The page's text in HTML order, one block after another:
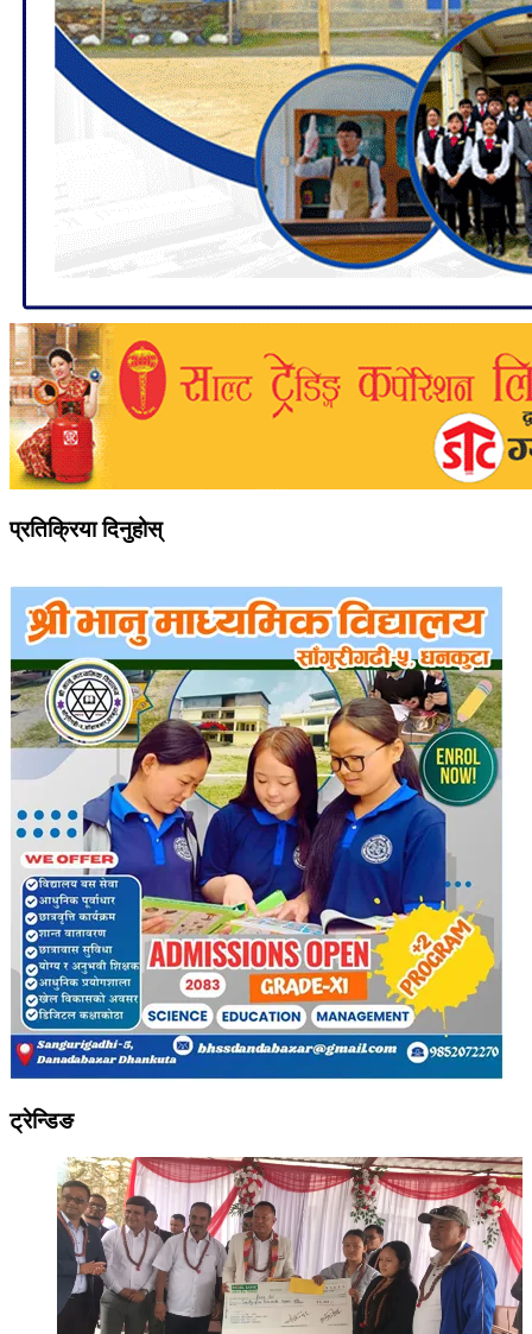
प्रतिक्रिया दिनुहोस्
ट्रेन्डिङ